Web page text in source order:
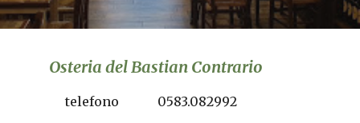
Osteria del Bastian Contrario
telefono 0583.082992